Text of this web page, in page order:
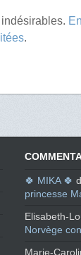
.
🍀 MIKA 🍀
princesse
Elisabeth-
Norvège
Marie-